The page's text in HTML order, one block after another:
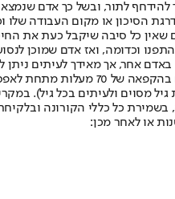
להידחף לתור, ובשל כך אדם
הסיכון או מקום העבודה
כל סיבה שיקבל כעת את
וכדומה, ואז אדם שמוכן
באדם אחר, אך מאידך לעיתים
ביחס לקורונה ישנו
מסוים ולעיתים בכל גיל).
כל כללי הקורונה
או לאחר מכן: